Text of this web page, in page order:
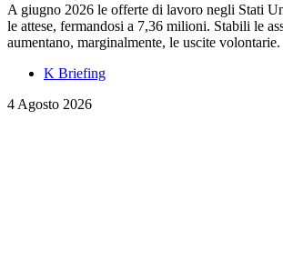
A giugno 2026 le offerte di lavoro negli Stati
le attese, fermandosi a 7,36 milioni. Stabili le
aumentano, marginalmente, le uscite volontarie.
K Briefing
4 Agosto 2026